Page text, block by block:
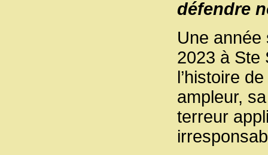
défendre
Une année
2023 à Ste
l’histoire
ampleur,
terreur